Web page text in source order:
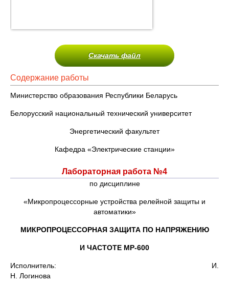
Скачать файл
Содержание работы
Министерство образования Республики Беларусь
Белорусский национальный технический университет
Энергетический факультет
Кафедра «Электрические станции»
Лабораторная работа №4
по дисциплине
«Микропроцессорные устройства релейной защиты и
автоматики»
МИКРОПРОЦЕССОРНАЯ ЗАЩИТА ПО НАПРЯЖЕНИЮ
И ЧАСТОТЕ МР-600
Исполнитель: И.
Н. Логинова